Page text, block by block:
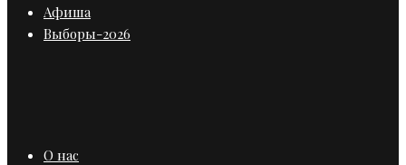
Афиша
Выборы-2026
О нас